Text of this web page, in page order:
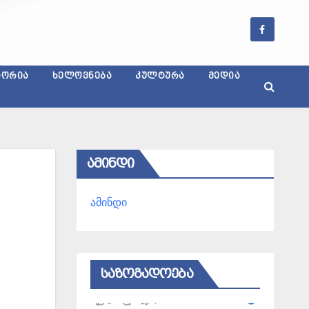
ᲮᲔᲚᲝᲕᲜᲔᲑᲐ ᲙᲣᲚᲢᲣᲠᲐ ᲛᲔᲓᲘᲐ
ᲐᲛᲘᲜᲓᲘ
ამინდი
ᲡᲐᲖᲝᲒᲐᲓᲝᲔᲑᲐ